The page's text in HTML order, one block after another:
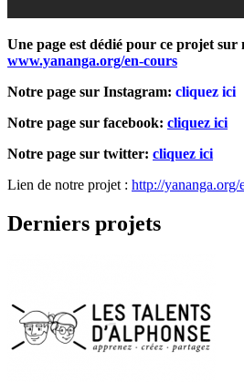
Une page est dédié pour ce projet
www.yananga.org/en-cours
Notre page sur Instagram: cliquez ici
Notre page sur facebook: cliquez ici
Notre page sur twitter: cliquez ici
Lien de notre projet : http://yananga.org/
Derniers projets